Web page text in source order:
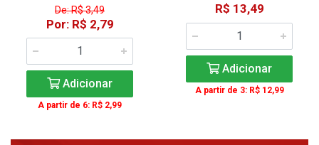
De: R$ 3,49
Por: R$ 2,79
Adicionar
A partir de 6: R$ 2,99
R$ 13,49
Adicionar
A partir de 3: R$ 12,99